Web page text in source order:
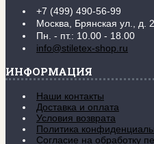
+7 (499) 490-56-99
Москва, Брянская ул., д. 2
Пн. - пт.: 10.00 - 18.00
info@stiletex-shop.ru
ИНФОРМАЦИЯ
Наши контакты
Доставка и оплата
Условия возврата
Политика
Согласие на обработку